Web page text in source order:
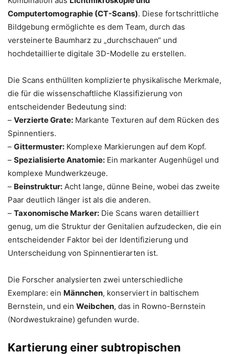
Computertomographie (CT-Scans). Diese fortschrittliche
Bildgebung ermöglichte es dem Team, durch das
versteinerte Baumharz zu „durchschauen“ und
hochdetaillierte digitale 3D-Modelle zu erstellen.
Die Scans enthüllten komplizierte physikalische Merkmale,
die für die wissenschaftliche Klassifizierung von
entscheidender Bedeutung sind:
– Verzierte Grate: Markante Texturen auf dem Rücken des
Spinnentiers.
– Gittermuster: Komplexe Markierungen auf dem Kopf.
– Spezialisierte Anatomie: Ein markanter Augenhügel und
komplexe Mundwerkzeuge.
– Beinstruktur: Acht lange, dünne Beine, wobei das zweite
Paar deutlich länger ist als die anderen.
– Taxonomische Marker: Die Scans waren detailliert
genug, um die Struktur der Genitalien aufzudecken, die ein
entscheidender Faktor bei der Identifizierung und
Unterscheidung von Spinnentierarten ist.
Die Forscher analysierten zwei unterschiedliche
Exemplare: ein Männchen, konserviert in baltischem
Bernstein, und ein Weibchen, das in Rowno-Bernstein
(Nordwestukraine) gefunden wurde.
Kartierung einer subtropischen